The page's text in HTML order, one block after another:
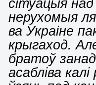
нерухомыя
ва Украіне
крыгаход.
братоў
асабліва